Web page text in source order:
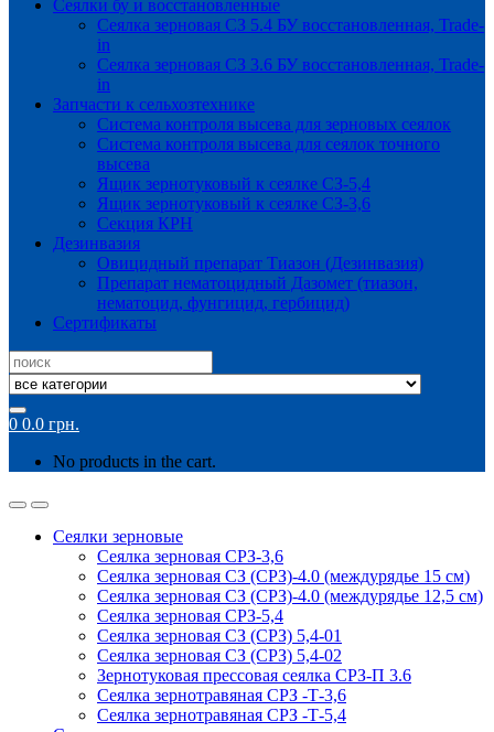
Сеялки бу и восстановленные
Сеялка зерновая СЗ 5.4 БУ восстановленная, Trade-
in
Сеялка зерновая СЗ 3.6 БУ восстановленная, Trade-
in
Запчасти к сельхозтехнике
Система контроля высева для зерновых сеялок
Система контроля высева для сеялок точного
высева
Ящик зернотуковый к сеялке СЗ-5,4
Ящик зернотуковый к сеялке СЗ-3,6
Секция КРН
Дезинвазия
Овицидный препарат Тиазон (Дезинвазия)
Препарат нематоцидный Дазомет (тиазон,
нематоцид, фунгицид, гербицид)
Сертификаты
Search
for:
0 0.0 грн.
No products in the cart.
Сеялки зерновые
Сеялка зерновая СРЗ-3,6
Сеялка зерновая СЗ (СРЗ)-4.0 (междурядье 15 см)
Сеялка зерновая СЗ (СРЗ)-4.0 (междурядье 12,5 см)
Сеялка зерновая СРЗ-5,4
Сеялка зерновая СЗ (СРЗ) 5,4-01
Сеялка зерновая СЗ (СРЗ) 5,4-02
Зернотуковая прессовая сеялка СРЗ-П 3.6
Сеялка зернотравяная СРЗ -Т-3,6
Сеялка зернотравяная СРЗ -Т-5,4